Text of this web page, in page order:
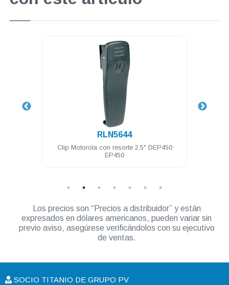
RLN5644
Clip Motorola con resorte 2.5" DEP450
EP450
Los precios son “Precios a distribuidor” y están
expresados en dólares americanos, pueden variar sin
previo aviso, asegúrese verificándolos con su ejecutivo
de ventas.
SOCIO TITANIO DE GRUPO PV